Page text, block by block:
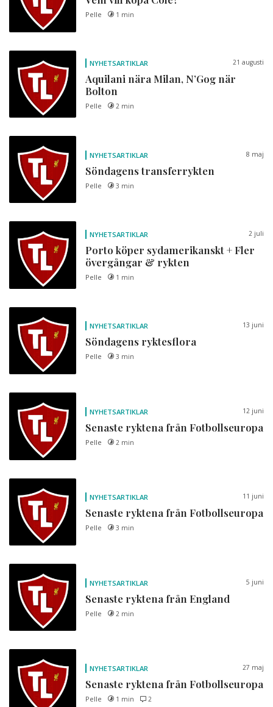
Pelle 1 min
NYHETSARTIKLAR 21 augusti
Aquilani nära Milan, N’Gog när
Bolton
Pelle 2 min
NYHETSARTIKLAR 8 maj
Söndagens transferrykten
Pelle 3 min
NYHETSARTIKLAR 2 juli
Porto köper sydamerikanskt + Fler
övergångar & rykten
Pelle 1 min
NYHETSARTIKLAR 13 juni
Söndagens ryktesflora
Pelle 3 min
NYHETSARTIKLAR 12 juni
Senaste ryktena från Fotbollseuropa
Pelle 2 min
NYHETSARTIKLAR 11 juni
Senaste ryktena från Fotbollseuropa
Pelle 3 min
NYHETSARTIKLAR 5 juni
Senaste ryktena från England
Pelle 2 min
NYHETSARTIKLAR 27 maj
Senaste ryktena från Fotbollseuropa
Pelle 1 min 2